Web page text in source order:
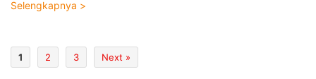
Selengkapnya >
1 2 3 Next »